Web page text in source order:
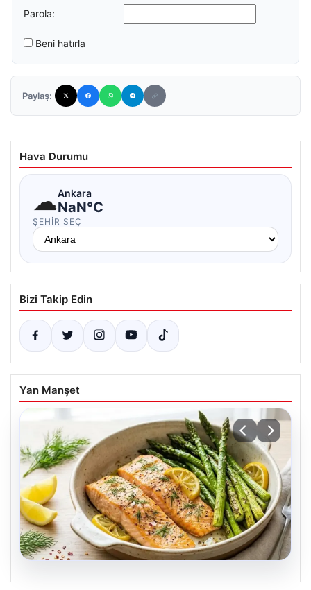
Parola:
Beni hatırla
Paylaş:
Hava Durumu
☁Ankara
NaN°C
ŞEHIR SEÇ
Bizi Takip Edin
Yan Manşet
07.08.2026